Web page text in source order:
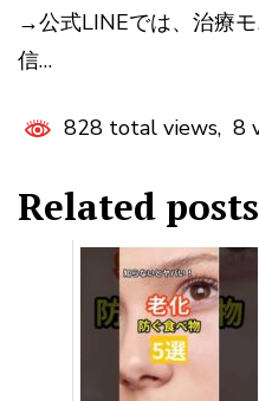
→公式LINEでは、治療
信…
828 total views, 8
Related